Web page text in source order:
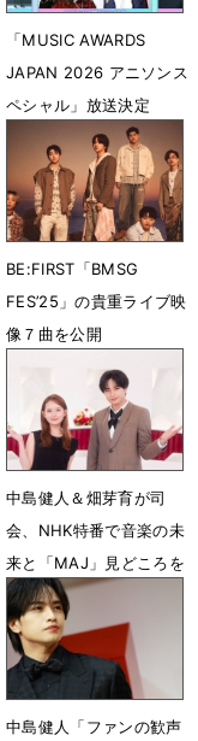
「MUSIC AWARDS
JAPAN 2026 アニソンス
ペシャル」放送決定
7月27日 12時34分
BE:FIRST「BMSG
FES’25」の貴重ライブ映
像７曲を公開
6月5日 23時45分
中島健人＆畑芽育が司
会、NHK特番で音楽の未
来と「MAJ」見どころを
徹底解剖
5月26日 17時33分
中島健人「ファンの歓声